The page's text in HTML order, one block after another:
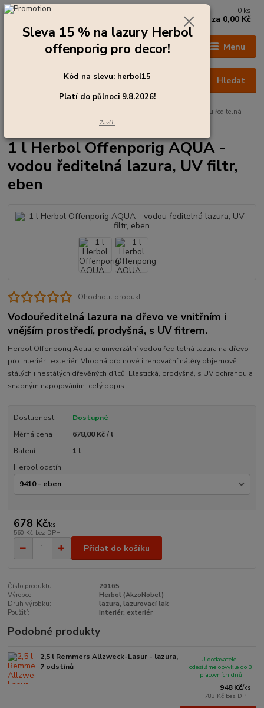
Menu
Hledat
+420 273 136 255
0 ks
za 0,00 Kč
1 l Herbol Offenporig AQUA - vodou ředitelná
1 l Herbol Offenporig AQUA -
vodou ředitelná lazura, UV filtr,
eben
Ohodnotit produkt
Vodouředitelná lazura na dřevo ve vnitřním i
vnějším prostředí, prodyšná, s UV fitrem.
Herbol Offenporig Aqua je univerzální vodou ředitelná lazura na dřevo
pro interiér i exteriér. Vhodná pro nové i renovační nátěry objemově
stálých i nestálých dřevěných dílců. Elastická, prodyšná, s UV ochranou a
snadným napojováním. celý popis
Dostupnost
Dostupné
Měrná cena
678,00 Kč / l
Balení
1 l
Herbol odstín
678 Kč/ks
560 Kč bez DPH
Přidat do košíku
Číslo produktu:
20165
Výrobce:
Herbol (AkzoNobel)
Druh výrobku:
lazura, lazurovací lak
Použití:
interiér, exteriér
Podobné produkty
2,5 l Remmers Allzweck-Lasur - lazura,
7 odstínů
948 Kč/ks
783 Kč bez DPH
U dodavatele –
odesíláme obvykle do 3
pracovních dnů
Sleva 15 % na lazury Herbol
offenporig pro decor!
Kód na slevu: herbol15
Platí do půlnoci 9.8.2026!
Zavřít